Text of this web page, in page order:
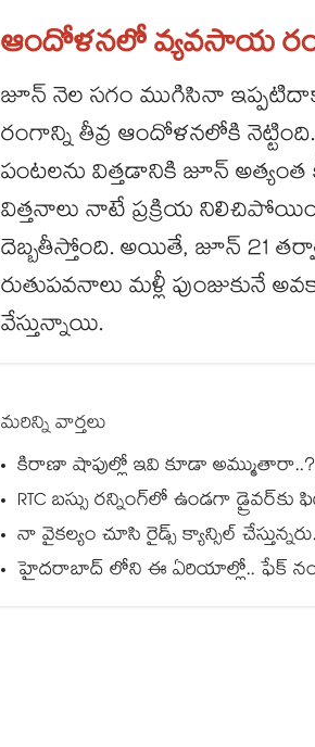
ఆందోళనలో వ్యవసాయ
జూన్ నెల సగం ముగిసినా
రంగాన్ని తీవ్ర ఆందోళనలోకి
పంటలను విత్తడానికి జూన్
విత్తనాలు నాటే ప్రక్రియ
దెబ్బతీస్తోంది. అయితే, జూన్ 21
రుతుపవనాలు మళ్లీ
వేస్తున్నాయి.
మరిన్ని వార్తలు
కిరాణా షాపుల్లో ఇవి కూడా
RTC బస్సు రన్నింగ్⁫లో ఉండగా
నా వైకల్యం చూసి రైడ్స్ క్యాన్సిల్
హైదరాబాద్ లోని ఈ ఏరియాల్లో.. ఫేక్